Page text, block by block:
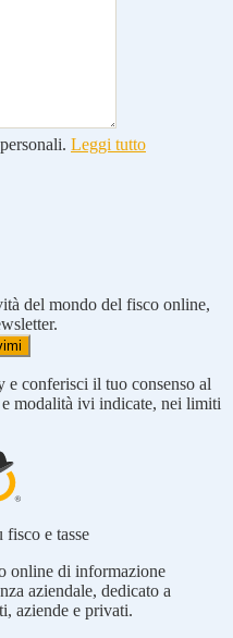
Leggi tutto
del mondo del fisco online,
conferisci il tuo consenso al
modalità ivi indicate, nei limiti
e tasse
online di informazione
aziendale, dedicato a
aziende e privati.